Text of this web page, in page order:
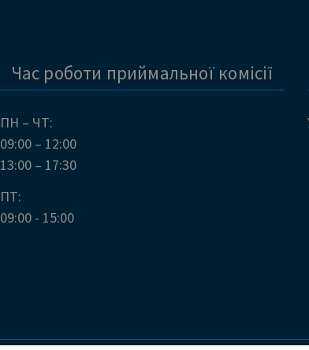
Час роботи приймальної комісії
ПН – ЧТ:
09:00 – 12:00
13:00 – 17:30
ПТ:
09:00 - 15:00